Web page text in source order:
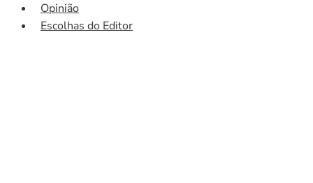
Opinião
Escolhas do Editor